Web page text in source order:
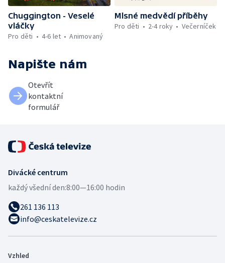
Chuggington - Veselé
vláčky
Pro děti
4-6 let Animovaný
Mlsné medvědí příběhy
Pro děti
2-4 roky Večerníček
Napište nám
Otevřít
kontaktní
formulář
Divácké centrum
každý všední den:8:00—16:00 hodin
261 136 113
info@ceskatelevize.cz
Vzhled